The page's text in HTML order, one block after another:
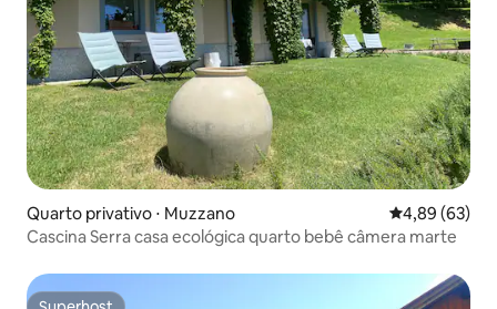
Quarto privativo ⋅ Muzzano 4,89 de uma
4,89 (63)
Cascina Serra casa ecológica quarto bebê câmera marte